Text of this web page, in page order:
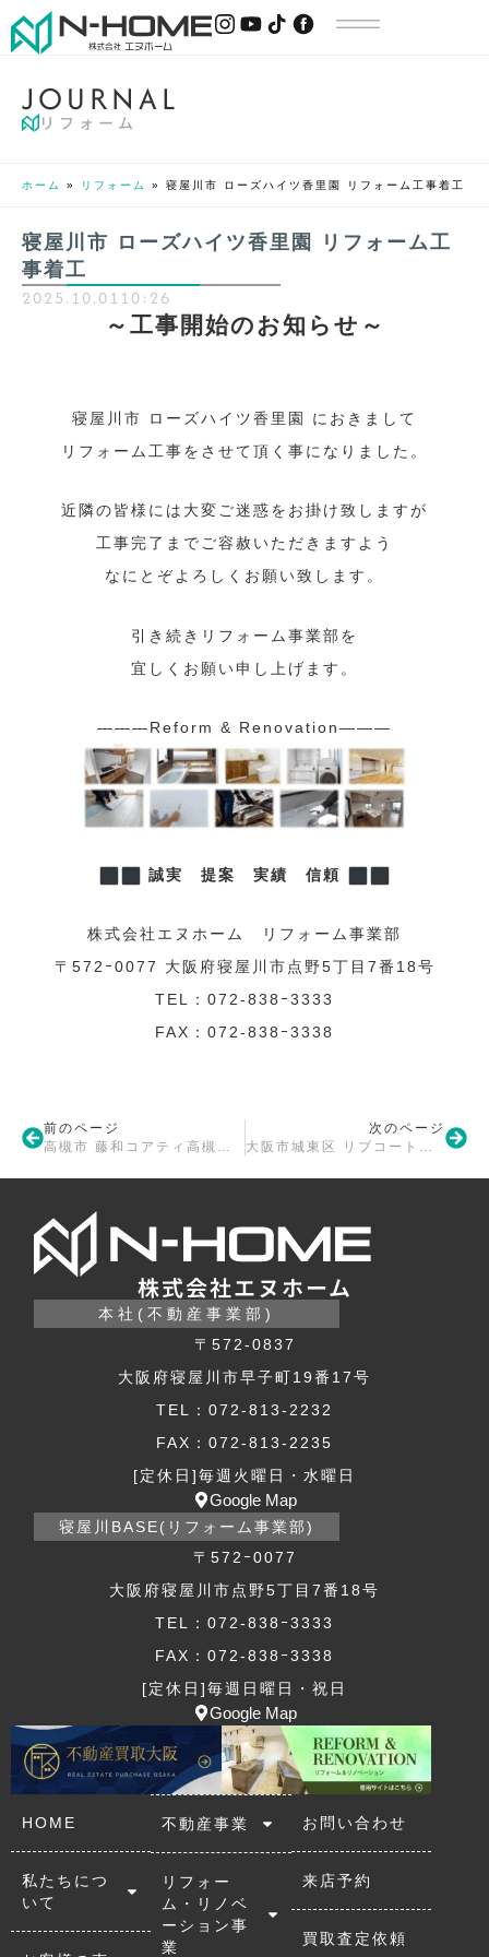
JOU RNAL
リフォーム
ホーム » リフォーム » 寝屋川市 ローズハイツ香里園 リフォーム工事着工
寝屋川市 ローズハイツ香里園 リフォーム工
事着工
2025.10.01 10:26
～工事開始のお知らせ～
寝屋川市 ローズハイツ香里園 におきまして
リフォーム工事をさせて頂く事になりました。
近隣の皆様には大変ご迷惑をお掛け致しますが
工事完了までご容赦いただきますよう
なにとぞよろしくお願い致します。
引き続きリフォーム事業部を
宜しくお願い申し上げます。
———Reform & Renovation———
誠実 提案 実績 信頼
株式会社エヌホーム リフォーム事業部
〒572ｰ0077 大阪府寝屋川市点野5丁目7番18号
TEL：072-838ｰ3333
FAX：072-838ｰ3338
前のページ
次のページ
株式会社エヌホーム
本社(不動産事業部)
〒572-0837
大阪府寝屋川市早子町19番17号
TEL：072-813-2232
FAX：072-813-2235
[定休日]毎週火曜日・水曜日
Google Map
寝屋川BASE(リフォーム事業部)
〒572ｰ0077
大阪府寝屋川市点野5丁目7番18号
TEL：072-838ｰ3333
FAX：072-838ｰ3338
[定休日]毎週日曜日・祝日
Google Map
HOME
私たちにつ
いて
不動産事業
リフォー
ム・リノベ
ーション事
業
お問い合わせ
来店予約
買取査定依頼